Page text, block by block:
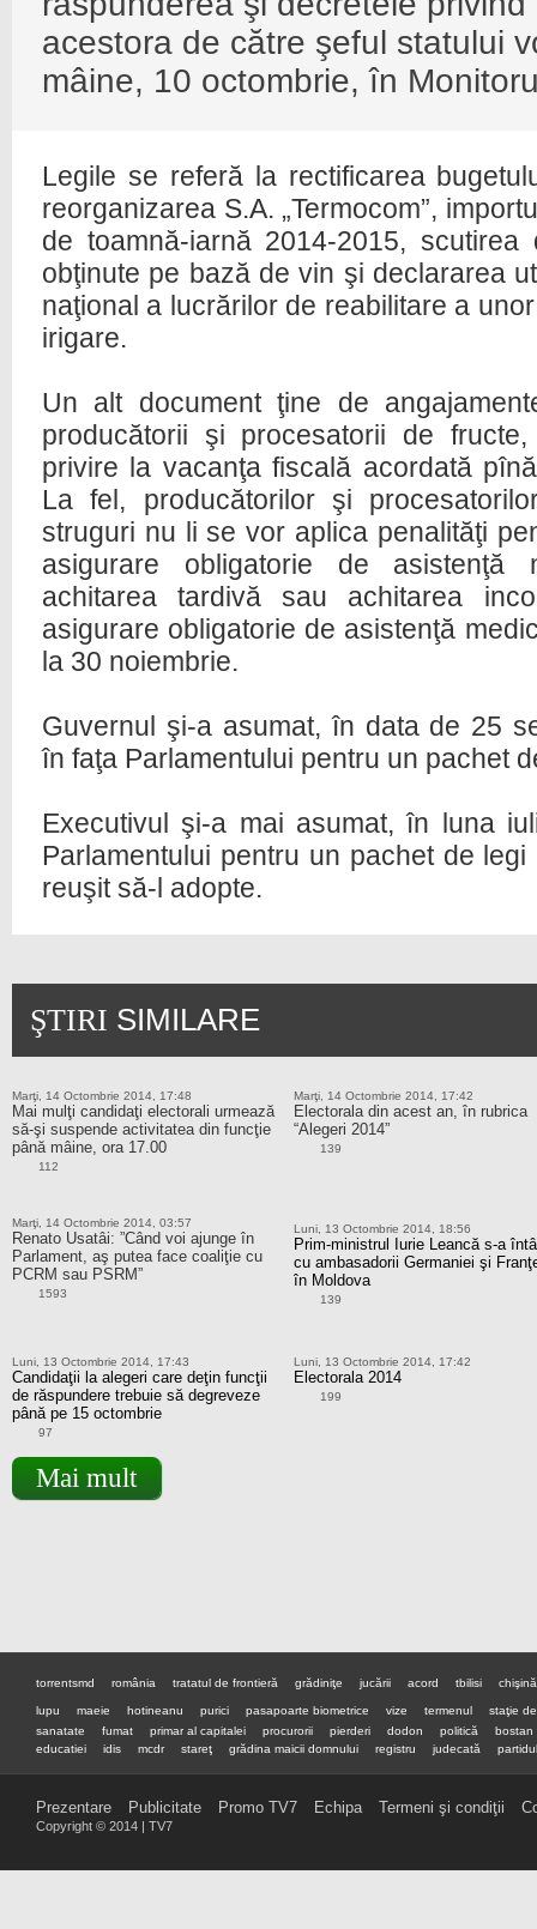
acestora de către şeful statului
mâine, 10 octombrie, în
Legile se referă la rectificarea
reorganizarea S.A. „Termocom”,
de toamnă-iarnă 2014-2015,
obţinute pe bază de vin şi declararea
naţional a lucrărilor de reabilitare a
irigare.
Un alt document ţine de
producătorii şi procesatorii de
privire la vacanţa fiscală acordată
La fel, producătorilor şi
struguri nu li se vor aplica penalităţi
asigurare obligatorie de asistenţă
achitarea tardivă sau achitarea
asigurare obligatorie de asistenţă
la 30 noiembrie.
Guvernul şi-a asumat, în data de 25
în faţa Parlamentului pentru un pachet
Executivul şi-a mai asumat, în luna
Parlamentului pentru un pachet de
reuşit să-l adopte.
ŞTIRI SIMILARE
Marţi, 14 Octombrie 2014, 17:48
Mai mulţi candidaţi electorali urmează
să-şi suspende activitatea din funcţie
până mâine, ora 17.00
112
Marţi, 14 Octombrie 2014, 17:42
Electorala din acest an, în rubrica
“Alegeri 2014”
139
Marţi, 14 Octombrie 2014, 03:57
Renato Usatâi: ”Când voi ajunge în
Parlament, aş putea face coaliţie cu
PCRM sau PSRM”
1593
Luni, 13 Octombrie 2014, 18:56
Prim-ministrul Iurie Leancă s-a
cu ambasadorii Germaniei şi
în Moldova
139
Luni, 13 Octombrie 2014, 17:43
Candidaţii la alegeri care deţin funcţii
de răspundere trebuie să degreveze
până pe 15 octombrie
97
Luni, 13 Octombrie 2014, 17:42
Electorala 2014
199
Mai mult
torrentsmd românia tratatul de frontieră grădiniţe jucării acord tbilisi
lupu maeie hotineanu purici pasapoarte biometrice vize termenul
staţie
sanatate
fumat primar al capitalei procurorii pierderi dodon politică
bostan
educatiei
idis mcdr stareţ grădina maicii domnului registru judecată
Prezentare Publicitate Promo TV7 Echipa Termeni şi condiţii
Copyright © 2014 | TV7